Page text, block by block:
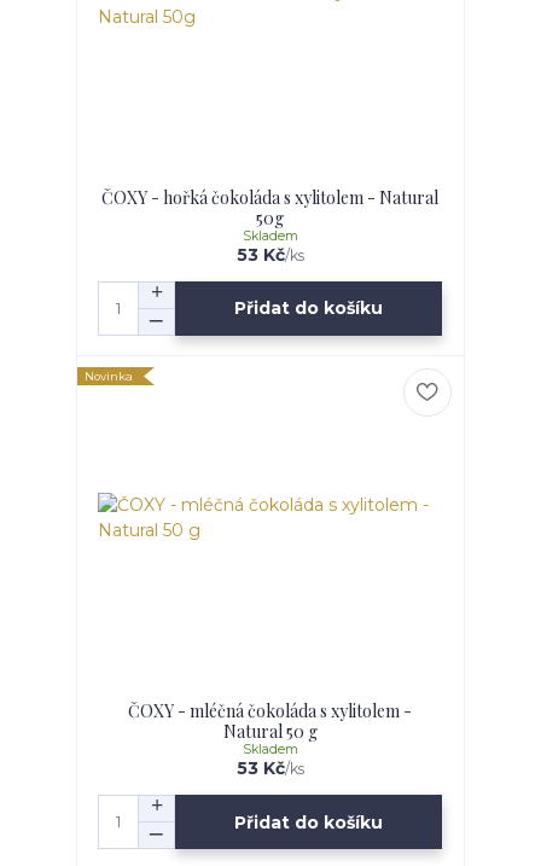
ČOXY - hořká čokoláda s xylitolem - Natural
50g
53 Kč/ks
Skladem
Přidat do košíku
Novinka
ČOXY - mléčná čokoláda s xylitolem -
Natural 50 g
53 Kč/ks
Skladem
Přidat do košíku